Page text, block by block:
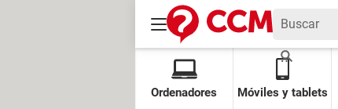
Ordenadores Móviles y tablets